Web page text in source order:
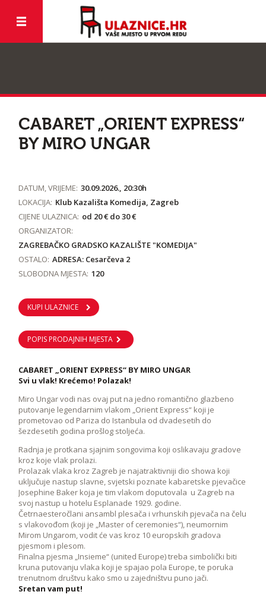
CABARET „ORIENT EXPRESS“
BY MIRO UNGAR
DATUM, VRIJEME: 30.09.2026., 20:30h
LOKACIJA: Klub Kazališta Komedija, Zagreb
CIJENE ULAZNICA: od 20 € do 30 €
ORGANIZATOR:
ZAGREBAČKO GRADSKO KAZALIŠTE "KOMEDIJA"
OSTALO: ADRESA: Cesarčeva 2
SLOBODNA MJESTA: 120
KUPI ULAZNICE
POPIS PRODAJNIH MJESTA
CABARET „ORIENT EXPRESS“ BY MIRO UNGAR
Svi u vlak! Krećemo! Polazak!
Miro Ungar vodi nas ovaj put na jedno romantično glazbeno
putovanje legendarnim vlakom „Orient Express“ koji je
prometovao od Pariza do Istanbula od dvadesetih do
šezdesetih godina prošlog stoljeća.
Radnja je protkana sjajnim songovima koji oslikavaju gradove
kroz koje vlak prolazi.
Prolazak vlaka kroz Zagreb je najatraktivniji dio showa koji
uključuje nastup slavne, svjetski poznate kabaretske pjevačice
Josephine Baker koja je tim vlakom doputovala u Zagreb na
svoj nastup u hotelu Esplanade 1929. godine.
Četrnaesteročlani ansambl plesača i vrhunskih pjevača na čelu
s vlakovođom (koji je „Master of ceremonies“), neumornim
Mirom Ungarom, vodit će vas kroz 10 europskih gradova
pjesmom i plesom.
Finalna pjesma „Insieme“ (united Europe) treba simbolički biti
kruna putovanju vlaka koji je spajao pola Europe, te poruka
trenutnom društvu kako smo u zajedništvu puno jači.
Sretan vam put!